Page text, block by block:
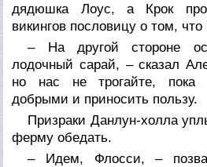
дядюшка Лоус, а Крок
викингов пословицу о том,
– На другой стороне
лодочный сарай, – сказал
но нас не трогайте, пока
добрыми и приносить пользу.
Призраки Данлун-холла
ферму обедать.
– Идем, Флосси, –